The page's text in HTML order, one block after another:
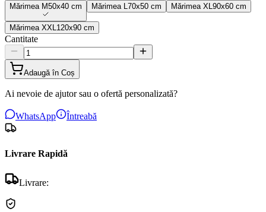
Mărimea M50x40 cm Mărimea 70x50 cm Mărimea XL 90x60 cm
Mărimea XXL 120x90 cm
Cantitate
Adaugă în Coș
Ai nevoie de ajutor sau o ofertă personalizată?
WhatsApp Întreabă
Livrare Rapidă
Livrare: